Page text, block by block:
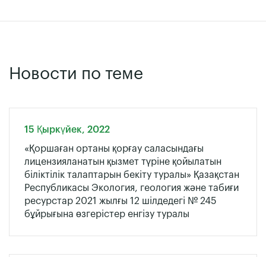
Новости по теме
15 Қыркүйек, 2022
«Қоршаған ортаны қорғау саласындағы
лицензияланатын қызмет түріне қойылатын
біліктілік талаптарын бекіту туралы» Қазақстан
Республикасы Экология, геология және табиғи
ресурстар 2021 жылғы 12 шiлдедегі № 245
бұйрығына өзгерістер енгізу туралы